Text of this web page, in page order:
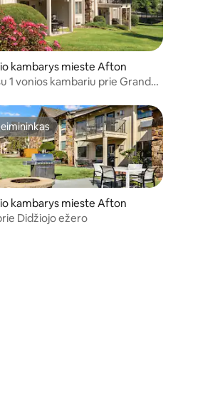
kambarys mieste Afton
1 vonios kambariu prie Grand
iš 5, atsiliepimų: 92
kambarys mieste Afton
Didžiojo ežero